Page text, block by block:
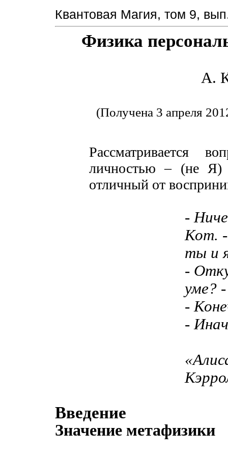
Квантовая Магия, том 9,
Физика
А.
(Получена 3 апреля
Рассматривается
личностью – (не Я)
отличный от
-
Кот. -
ты и
-
уме?
-
-
Введение
Значение метафизики